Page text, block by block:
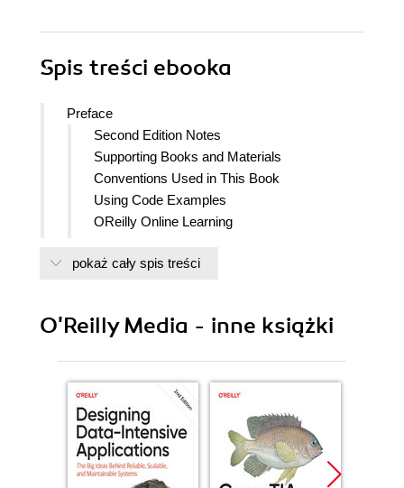
Spis treści ebooka
Preface
Second Edition Notes
Supporting Books and Materials
Conventions Used in This Book
Using Code Examples
OReilly Online Learning
General Acknowledgments
Personal Acknowledgments
1. Introduction to High Performance Spark
What Is Spark and Why Performance Matters
What You Can Expect to Get from This Book
Spark Versions
Why the Focus on Scala and Python?
pokaż cały spis treści
O'Reilly Media - inne książki